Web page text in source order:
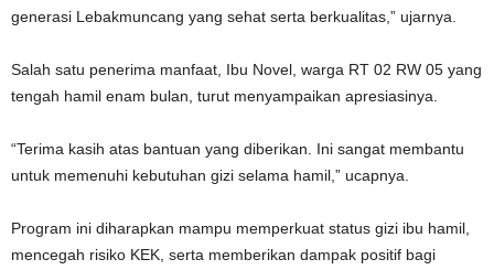
generasi Lebakmuncang yang sehat serta berkualitas,” ujarnya.
Salah satu penerima manfaat, Ibu Novel, warga RT 02 RW 05 yang
tengah hamil enam bulan, turut menyampaikan apresiasinya.
“Terima kasih atas bantuan yang diberikan. Ini sangat membantu
untuk memenuhi kebutuhan gizi selama hamil,” ucapnya.
Program ini diharapkan mampu memperkuat status gizi ibu hamil,
mencegah risiko KEK, serta memberikan dampak positif bagi